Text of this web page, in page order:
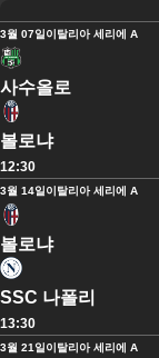
3월 07일이탈리아 세리에 A
사수올로
볼로냐
12:30
3월 14일이탈리아 세리에 A
볼로냐
SSC 나폴리
13:30
3월 21일이탈리아 세리에 A